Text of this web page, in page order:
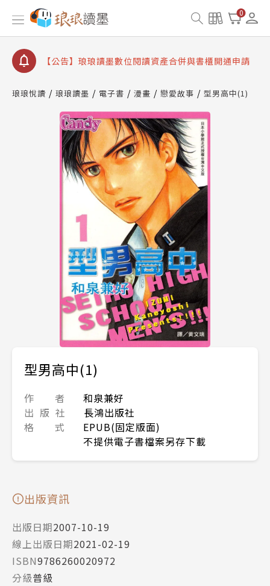
0
【公告】琅琅書店服務升級重要說明及資產合併結果
查詢
【公告】因 Readmoo 讀墨系統維護中，本站同步暫
【公告】琅琅讀墨數位閱讀資產合併與書櫃開通申請
【公告】琅琅讀墨 3 分鐘完成書櫃開通與資產合併申
請圖文教學
【公告】琅琅書店服務升級重要說明及資產合併結果
【公告】因 Readmoo 讀墨系統維護中，本站同步暫
停部分閱讀服務
琅琅悅讀 琅琅讀墨 電子書 漫畫 戀愛故事 型男高中(1)
型男高中(1)
作 者
和泉兼好
出 版 社
長鴻出版社
格 式
EPUB(固定版面)
不提供電子書檔案另存下載
出版資訊
出版日期2007-10-19
線上出版日期2021-02-19
ISBN9786260020972
分級普級